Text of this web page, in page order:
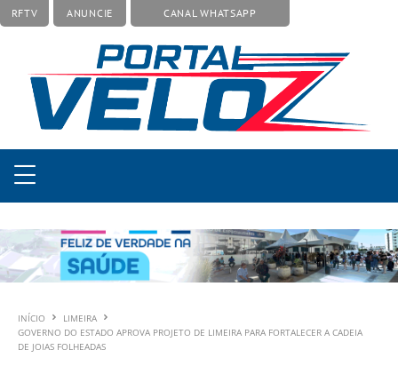
RFTV ANUNCIE CANAL WHATSAPP
INÍCIO
LIMEIRA
GOVERNO DO ESTADO APROVA PROJETO DE LIMEIRA PARA FORTALECER A CADEIA
DE JOIAS FOLHEADAS